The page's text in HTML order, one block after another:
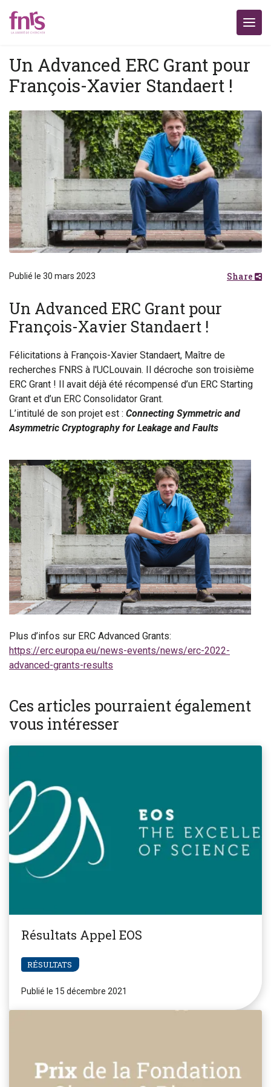
Un Advanced ERC Grant pour
François-Xavier Standaert !
Publié le 30 mars 2023 Share
Un Advanced ERC Grant pour
François-Xavier Standaert !
Félicitations à François-Xavier Standaert, Maître de
recherches FNRS à l'UCLouvain. Il décroche son troisième
ERC Grant ! Il avait déjà été récompensé d’un ERC Starting
Grant et d’un ERC Consolidator Grant.
L’intitulé de son projet est : Connecting Symmetric and
Asymmetric Cryptography for Leakage and Faults
Plus d’infos sur ERC Advanced Grants:
https://erc.europa.eu/news-events/news/erc-2022-
advanced-grants-results
Ces articles pourraient également
vous intéresser
Résultats Appel EOS
RÉSULTATS
Publié le 15 décembre 2021